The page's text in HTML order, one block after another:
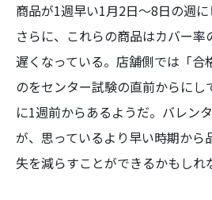
商品が1週早い1月2日～8日の週に
さらに、これらの商品はカバー率
遅くなっている。店舗側では「合
のをセンター試験の直前からにし
に1週前からあるようだ。バレン
が、思っているより早い時期から
失を減らすことができるかもしれ